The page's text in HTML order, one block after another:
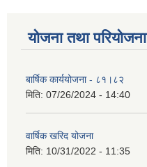
योजना तथा परियोजना
बार्षिक कार्ययोजना - ८१।८२
मिति: 07/26/2024 - 14:40
वार्षिक खरिद योजना
मिति: 10/31/2022 - 11:35